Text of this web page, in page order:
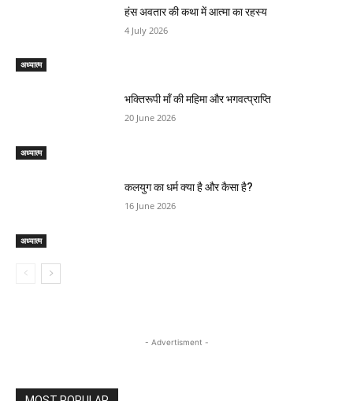
अध्यात्म
हंस अवतार की कथा में आत्मा का रहस्य
4 July 2026
अध्यात्म
भक्तिरूपी माँ की महिमा और भगवत्प्राप्ति
20 June 2026
अध्यात्म
कलयुग का धर्म क्या है और कैसा है?
16 June 2026
- Advertisment -